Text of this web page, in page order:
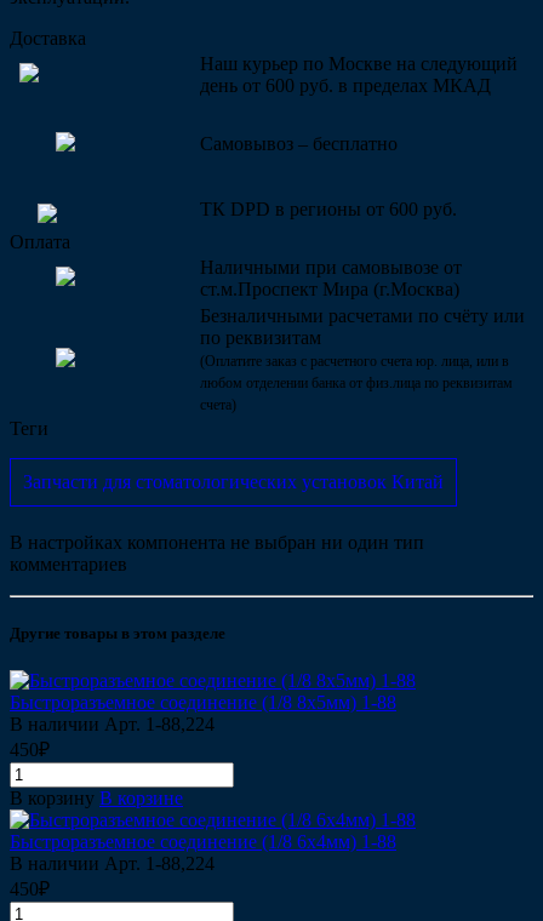
Доставка
Наш курьер по Москве на следующий
день от 600 руб. в пределах МКАД
Самовывоз – бесплатно
ТК DPD в регионы от 600 руб.
Оплата
Наличными при самовывозе от
ст.м.Проспект Мира (г.Москва)
Безналичными расчетами по счёту или
по реквизитам
(Оплатите заказ с расчетного счета юр. лица, или в
любом отделении банка от физ.лица по реквизитам
счета)
Теги
Запчасти для стоматологических установок Китай
В настройках компонента не выбран ни один тип
комментариев
Другие товары в этом разделе
Быстроразъемное соединение (1/8 8х5мм) 1-88
В наличии Арт. 1-88,224
450₽
В корзину В корзине
Быстроразъемное соединение (1/8 6х4мм) 1-88
В наличии Арт. 1-88,224
450₽